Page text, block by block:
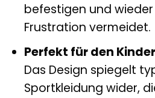
befestigen und
Frustration vermeidet.
Perfekt für den
Das Design spiegelt
Sportkleidung wider,